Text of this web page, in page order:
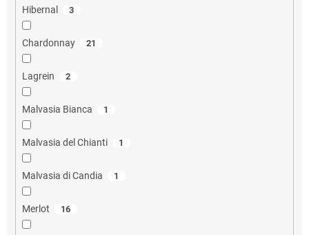
Hibernal 3
Chardonnay 21
Lagrein 2
Malvasia Bianca 1
Malvasia del Chianti 1
Malvasia di Candia 1
Merlot 16